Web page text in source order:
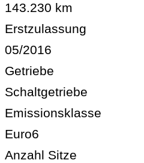
143.230 km
Erstzulassung
05/2016
Getriebe
Schaltgetriebe
Emissionsklasse
Euro6
Anzahl Sitze